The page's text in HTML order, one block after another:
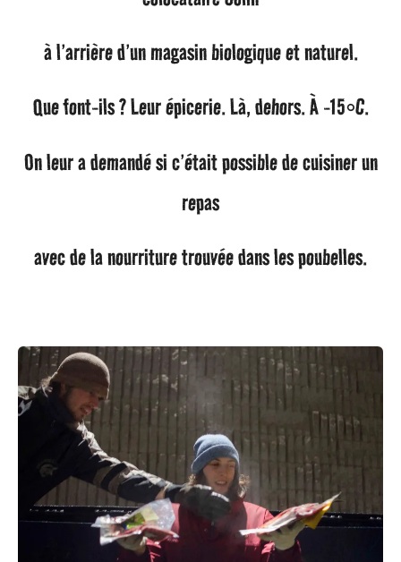
à l’arrière d’un magasin biologique et naturel.
Que font-ils ? Leur épicerie. Là, dehors. À -15°C.
On leur a demandé si c’était possible de cuisiner un
repas
avec de la nourriture trouvée dans les poubelles.